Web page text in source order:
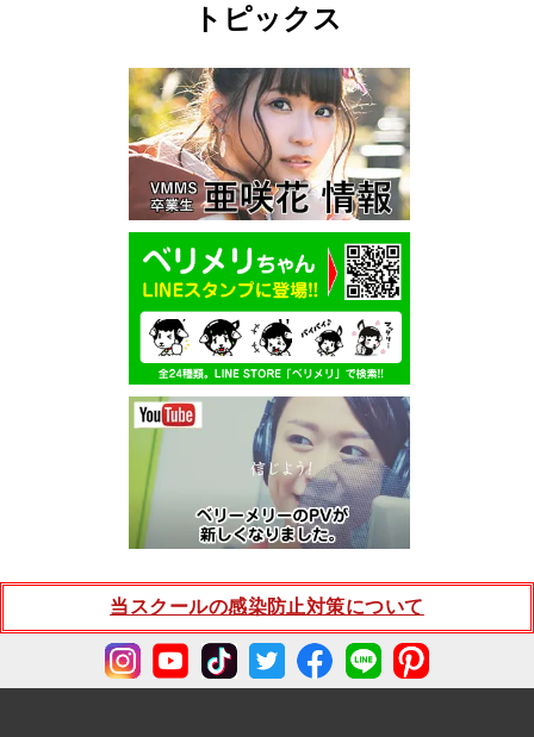
トピックス
当スクールの感染防止対策について